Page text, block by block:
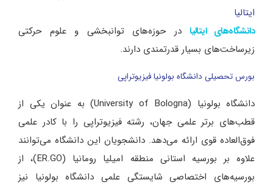
ایتالیا
دانشگاه‌های ایتالیادر حوزه‌های توانبخشی و علوم حرکتی
زیرساخت‌های بسیار قدرتمندی دارند.
بورس تحصیلی دانشگاه بولونیا فیزیوتراپی
دانشگاه بولونیا (University of Bologna) به عنوان یکی از
قطب‌های برتر علمی جهان، رشته فیزیوتراپی را با کادر علمی
فوق‌العاده قوی ارائه می‌دهد. دانشجویان این دانشگاه می‌توانند
علاوه بر بورسیه استانی منطقه امیلیا رومانیا (ER.GO)، از
بورسیه‌های اختصاصی شایستگی علمی دانشگاه بولونیا نیز